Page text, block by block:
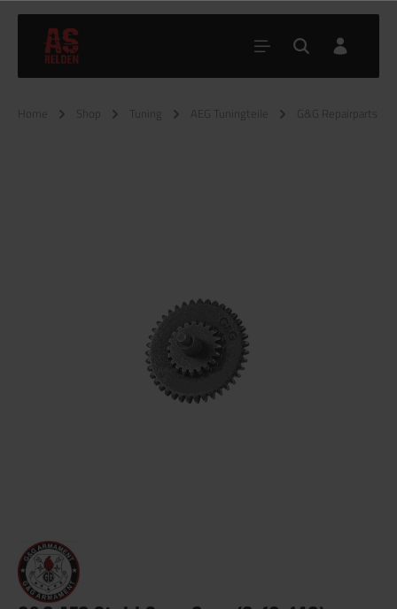
Home Shop Tuning AEG Tuningteile G&G Repairparts